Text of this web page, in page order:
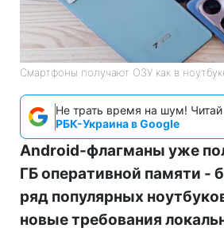
Смартфоны получают ОЗУ как в
Не трать время на шум! Читай
РБК-Украина в Google
Android-флагманы уже
ГБ оперативной памяти -
ряд популярных
новые требования